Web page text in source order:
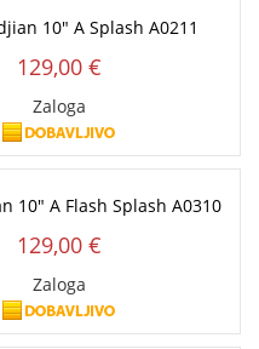
10" A Splash A0211
129,00 €
Zaloga
10" A Flash Splash A0310
129,00 €
Zaloga